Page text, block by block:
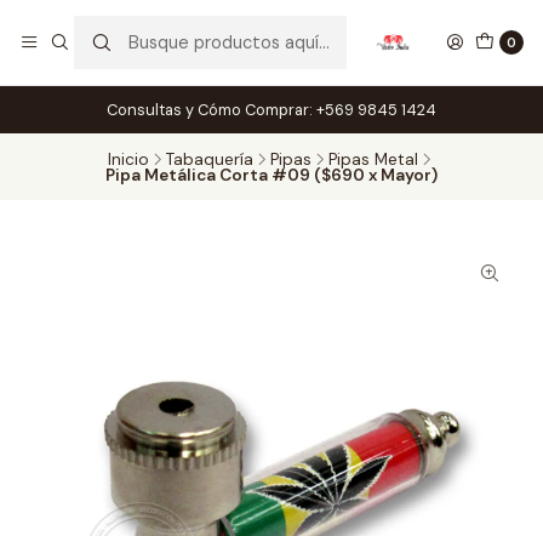
0
Consultas y Cómo Comprar: +569 9845 1424
Inicio Tabaquería Pipas Pipas Metal
Pipa Metálica Corta #09 ($690 x Mayor)